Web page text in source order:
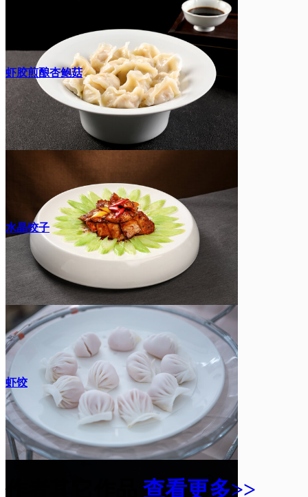
虾胶煎酿杏鲍菇
水晶饺子
虾饺
查看更多>>